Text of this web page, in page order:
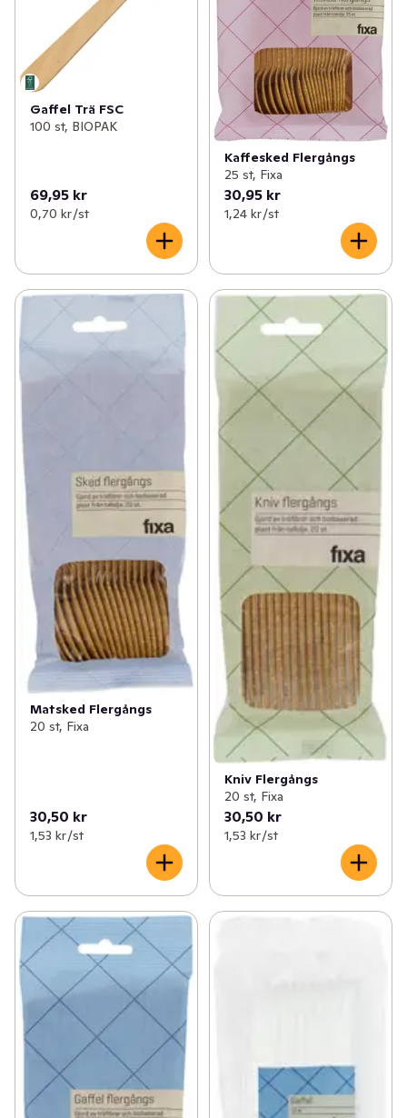
Gaffel Trä FSC
100 st, BIOPAK
69,95 kr
0,70 kr /st
Kaffesked Flergångs
25 st, Fixa
30,95 kr
1,24 kr /st
Matsked Flergångs
20 st, Fixa
30,50 kr
1,53 kr /st
Kniv Flergångs
20 st, Fixa
30,50 kr
1,53 kr /st